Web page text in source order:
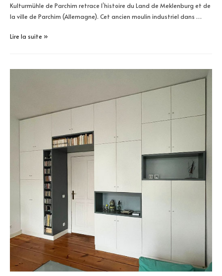
Kulturmühle de Parchim retrace l’histoire du Land de Meklenburg et de
la ville de Parchim (Allemagne). Cet ancien moulin industriel dans …
Parchim
Lire la suite »